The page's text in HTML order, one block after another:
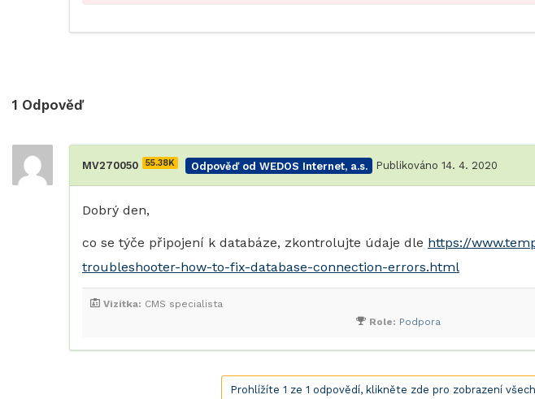
1 Odpověď
MV270050 55.38K Odpověď od WEDOS Internet, a.s. Publikováno 14. 4. 2020
Dobrý den,
co se týče připojení k databáze, zkontrolujte údaje dle https://
troubleshooter-how-to-fix-database-connection-errors.html
Role: Podpora
Vizitka: CMS specialista
Prohlížíte 1 ze 1 odpovědí, klikněte zde pro zobrazení